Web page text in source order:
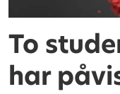
To
har